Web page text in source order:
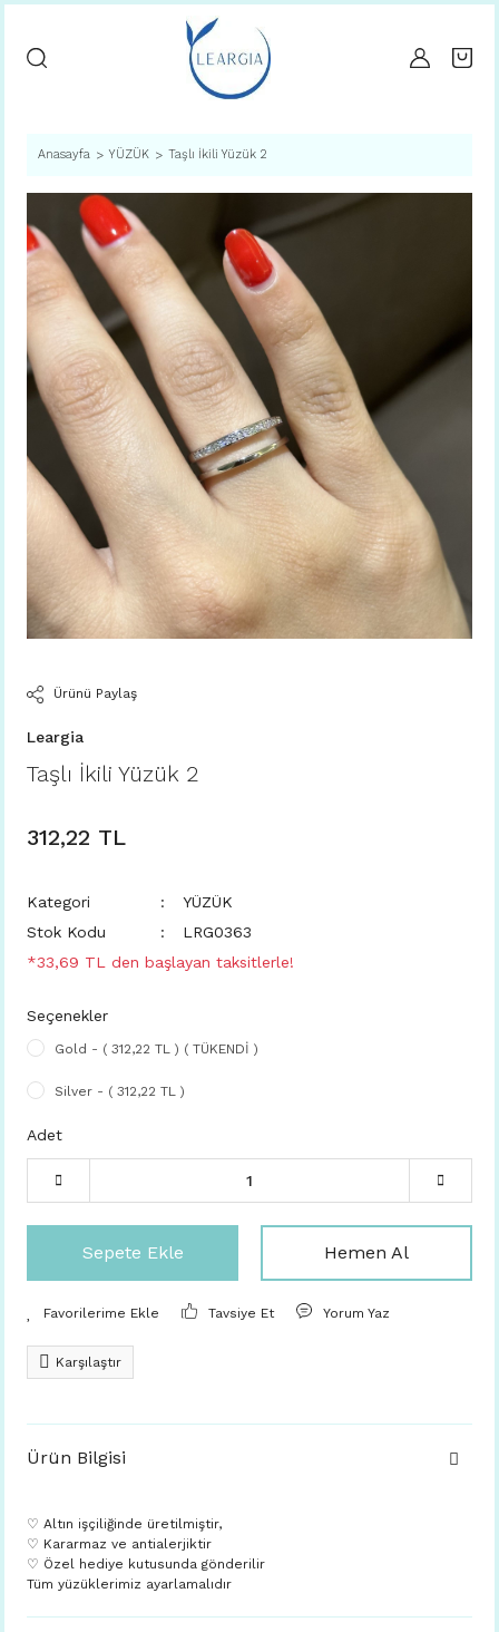
Anasayfa YÜZÜK Taşlı İkili Yüzük 2
Ürünü Paylaş
Leargia
Taşlı İkili Yüzük 2
312,22 TL
Kategori
YÜZÜK
Stok Kodu
LRG0363
*33,69 TL den başlayan taksitlerle!
Seçenekler
Gold - ( 312,22 TL ) ( TÜKENDİ )
Silver - ( 312,22 TL )
Adet
Sepete Ekle Hemen Al
Tavsiye Et Yorum Yaz
Karşılaştır
Ürün Bilgisi
♡ Altın işçiliğinde üretilmiştir,
♡ Kararmaz ve antialerjiktir
♡ Özel hediye kutusunda gönderilir
Tüm yüzüklerimiz ayarlamalıdır